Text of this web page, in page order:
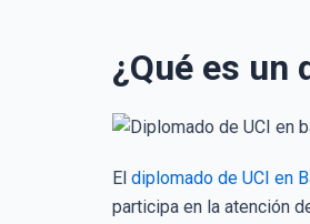
¿Qué es un
El diplomado de UCI en
participa en la atención